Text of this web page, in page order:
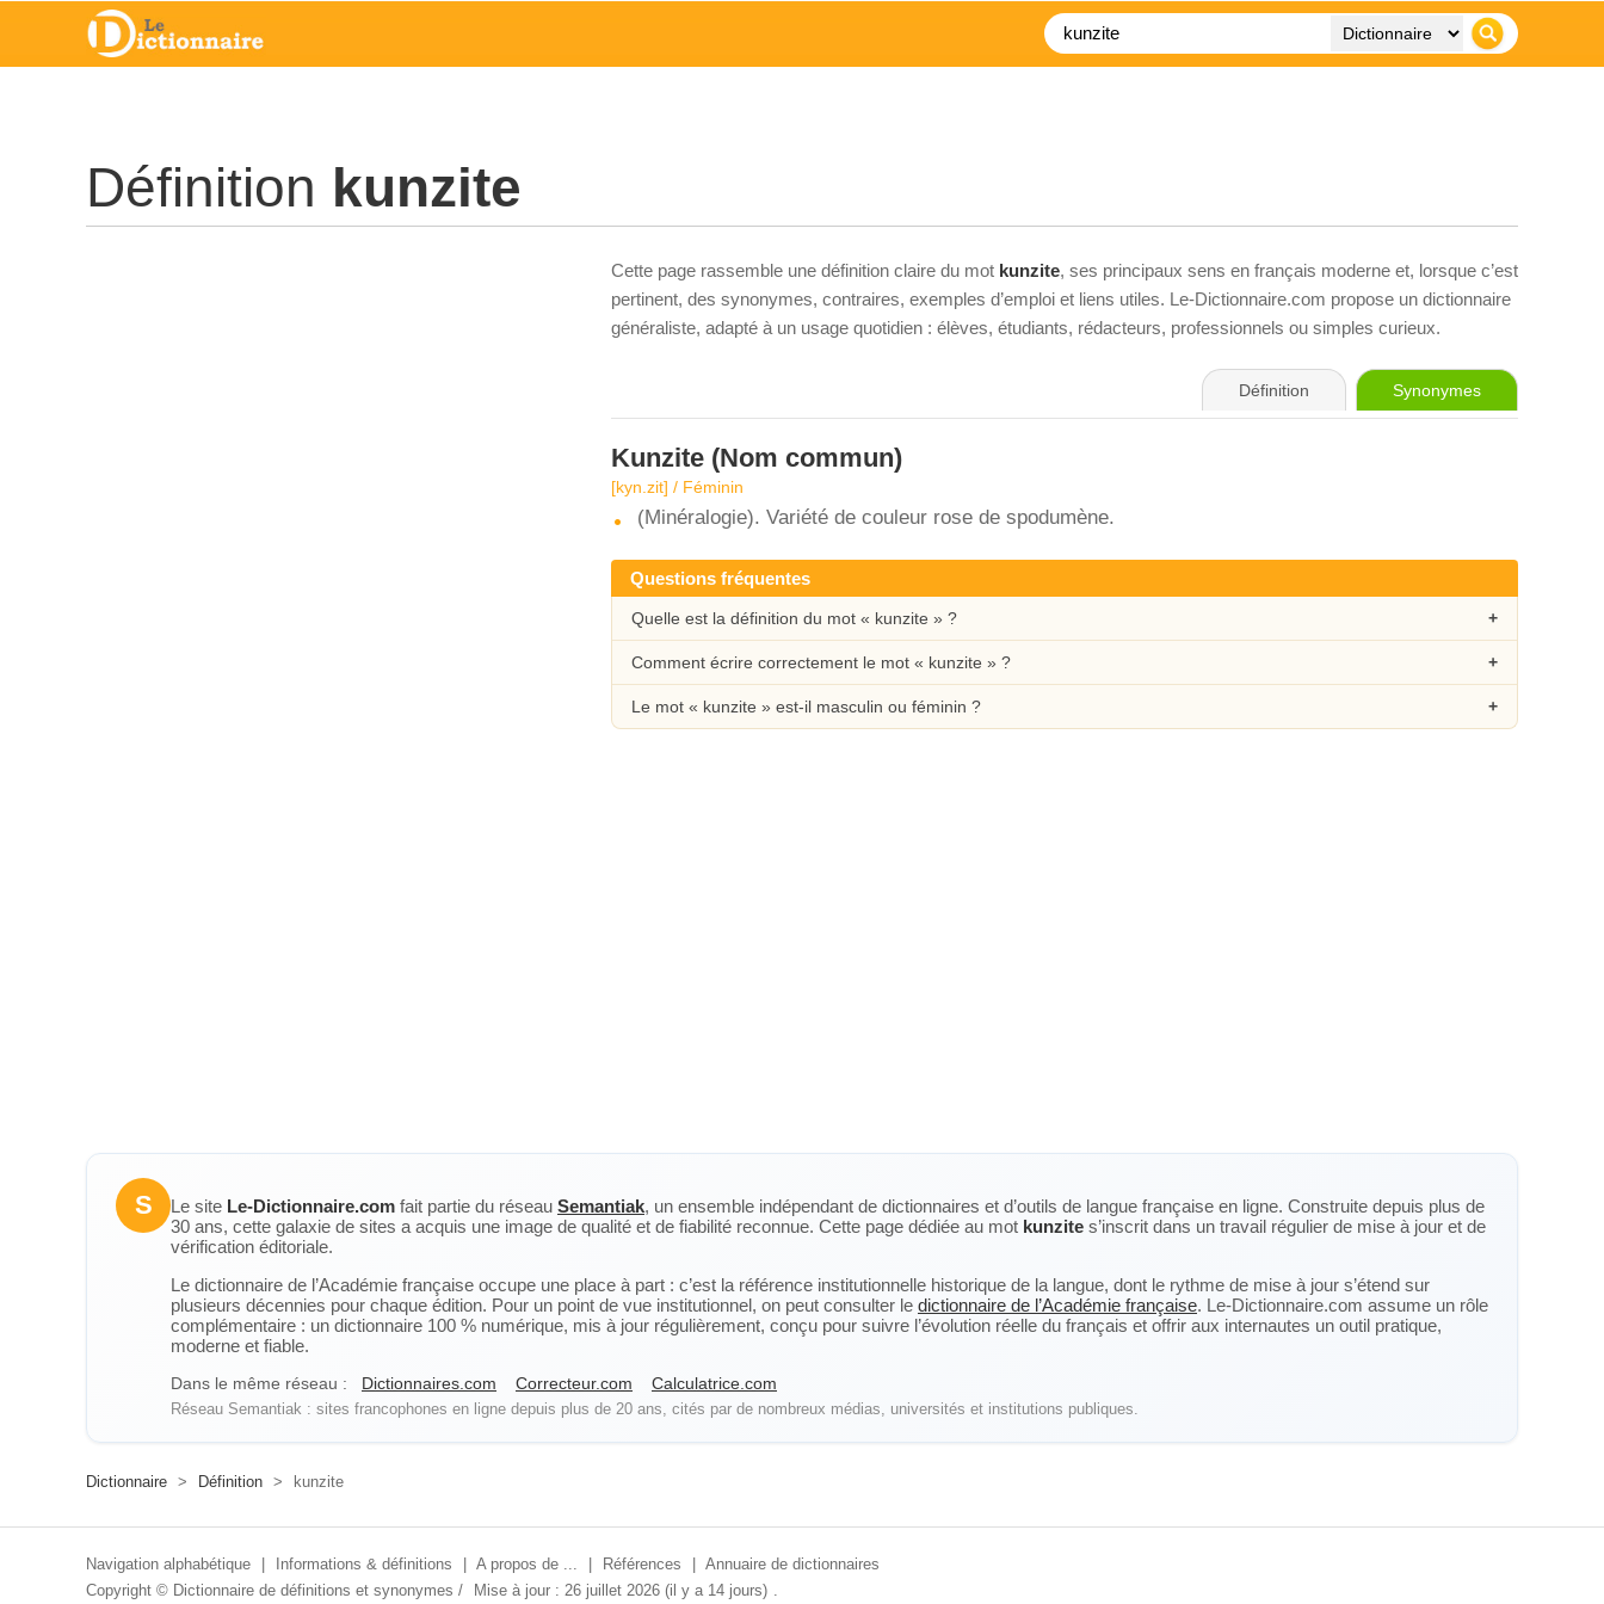
Définition kunzite
Cette page rassemble une définition claire du mot kunzite, ses principaux sens en français moderne et, lorsque c’est
pertinent, des synonymes, contraires, exemples d’emploi et liens utiles. Le-Dictionnaire.com propose un dictionnaire
généraliste, adapté à un usage quotidien : élèves, étudiants, rédacteurs, professionnels ou simples curieux.
Définition Synonymes
Kunzite (Nom commun)
[kyn.zit] / Féminin
(Minéralogie). Variété de couleur rose de spodumène.
Questions fréquentes
Quelle est la définition du mot « kunzite » ?
Comment écrire correctement le mot « kunzite » ?
Le mot « kunzite » est-il masculin ou féminin ?
S Le site Le-Dictionnaire.com fait partie du réseau Semantiak, un ensemble indépendant de dictionnaires et d’outils de langue française en ligne. Construite depuis plus de
30 ans, cette galaxie de sites a acquis une image de qualité et de fiabilité reconnue. Cette page dédiée au mot kunzite s’inscrit dans un travail régulier de mise à jour et de
vérification éditoriale.
Le dictionnaire de l’Académie française occupe une place à part : c’est la référence institutionnelle historique de la langue, dont le rythme de mise à jour s’étend sur
plusieurs décennies pour chaque édition. Pour un point de vue institutionnel, on peut consulter le dictionnaire de l’Académie française. Le-Dictionnaire.com assume un rôle
complémentaire : un dictionnaire 100 % numérique, mis à jour régulièrement, conçu pour suivre l’évolution réelle du français et offrir aux internautes un outil pratique,
moderne et fiable.
Dans le même réseau : Dictionnaires.com Correcteur.com Calculatrice.com
Réseau Semantiak : sites francophones en ligne depuis plus de 20 ans, cités par de nombreux médias, universités et institutions publiques.
Dictionnaire > Définition > kunzite
Navigation alphabétique Informations & définitions A propos de ... Références
Annuaire de dictionnaires
Copyright © Dictionnaire de définitions et synonymes / Mise à jour : 26 juillet 2026 (il y a 14 jours) .